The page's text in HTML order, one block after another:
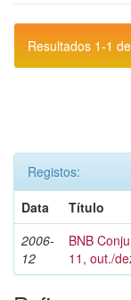
Resultados 1-1
Registos:
Data
Título
2006-
12
BNB
11, out./